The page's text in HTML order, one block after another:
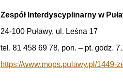
Zespół Interdyscyplinarny w
24-100 Puławy, ul. Leśna 17
tel. 81 458 69 78, pon. – pt. godz.
https://www.mops.pulawy.pl/1449-